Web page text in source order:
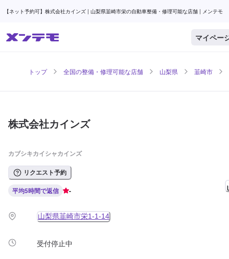
【ネット予約可】株式会社カインズ | 山梨県韮崎市栄の自動車整備・修理可能な店舗 | メンテモ
マイペー
トップ 全国の整備・修理可能な店舗 山梨県 韮崎市
株式会社カインズ
カブシキカイシャカインズ
リクエスト予約
平均5時間で返信 -
山梨県韮崎市栄1-1-14
受付停止中